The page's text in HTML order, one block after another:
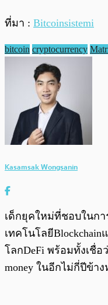
ที่มา : Bitcoinsistemi
bitcoin cryptocurrency
Kasamsak Wongsanin
เด็กยุคใหม่ที่ชอบในกา
เทคโนโลยี
โลกDeFi พร้อมทั้งเชื่อ
money ในอีกไม่กี่ปีข้า